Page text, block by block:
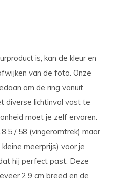
is, kan de kleur en
van de foto. Onze
om de ring vanuit
diverse lichtinval vast te
moet je zelf ervaren.
/ 58 (vingeromtrek) maar
meerprijs) voor je
hij perfect past. Deze
2,9 cm breed en de